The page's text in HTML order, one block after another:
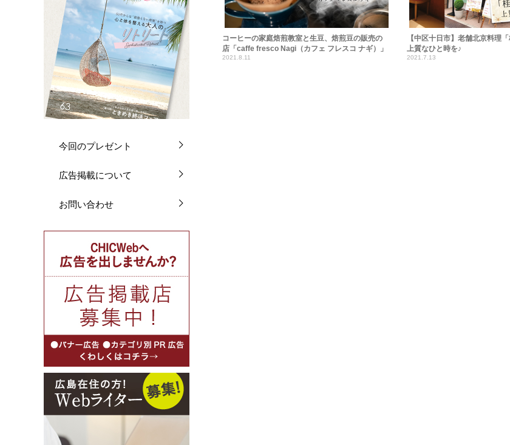
コーヒーの家庭焙煎教室と生豆、焙煎豆の販売の
店「caffe fresco Nagi（カフェ フレスコ ナギ）」
2021.8.11
【中区十日市】老舗北京料理
上質なひと時を♪
2021.7.13
今回のプレゼント
広告掲載について
お問い合わせ